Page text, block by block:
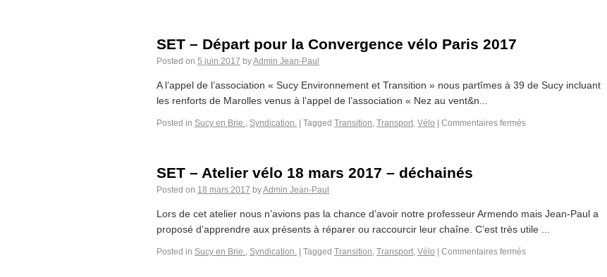
SET – Départ pour la Convergence vélo Paris 2017
Posted on 5 juin 2017 byAdmin Jean-Paul
A l’appel de l’association « Sucy Environnement et Transition » nous partîmes à 39 de Sucy incluant
les renforts de Marolles venus à l’appel de l’association « Nez au vent&n...
Posted in Sucy en Brie., Syndication. Tagged Transition, Transport, Vélo Commentaires fermés
SET – Atelier vélo 18 mars 2017 – déchainés
Posted on 18 mars 2017 byAdmin Jean-Paul
Lors de cet atelier nous n’avions pas la chance d’avoir notre professeur Armendo mais Jean-Paul a
proposé d’apprendre aux présents à réparer ou raccourcir leur chaîne. C’est très utile ...
Posted in Sucy en Brie., Syndication. Tagged Transition, Transport, Vélo Commentaires fermés